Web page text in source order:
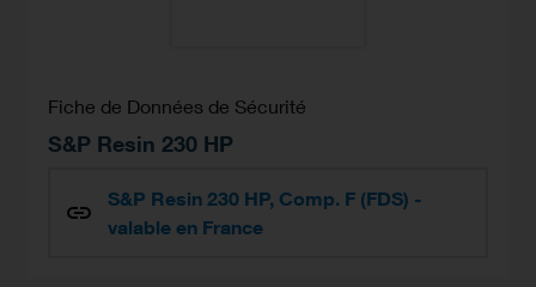
Fiche de Données de Sécurité
S&P Resin 230 HP
S&P Resin 230 HP, Comp. F (FDS) -
valable en France